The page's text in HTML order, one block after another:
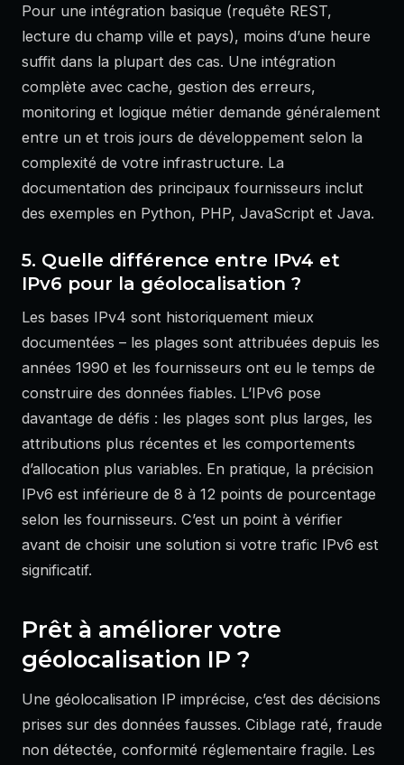
Pour une intégration basique (requête REST,
lecture du champ ville et pays), moins d’une heure
suffit dans la plupart des cas. Une intégration
complète avec cache, gestion des erreurs,
monitoring et logique métier demande généralement
entre un et trois jours de développement selon la
complexité de votre infrastructure. La
documentation des principaux fournisseurs inclut
des exemples en Python, PHP, JavaScript et Java.
5. Quelle différence entre IPv4 et
IPv6 pour la géolocalisation ?
Les bases IPv4 sont historiquement mieux
documentées – les plages sont attribuées depuis les
années 1990 et les fournisseurs ont eu le temps de
construire des données fiables. L’IPv6 pose
davantage de défis : les plages sont plus larges, les
attributions plus récentes et les comportements
d’allocation plus variables. En pratique, la précision
IPv6 est inférieure de 8 à 12 points de pourcentage
selon les fournisseurs. C’est un point à vérifier
avant de choisir une solution si votre trafic IPv6 est
significatif.
Prêt à améliorer votre
géolocalisation IP ?
Une géolocalisation IP imprécise, c’est des décisions
prises sur des données fausses. Ciblage raté, fraude
non détectée, conformité réglementaire fragile. Les